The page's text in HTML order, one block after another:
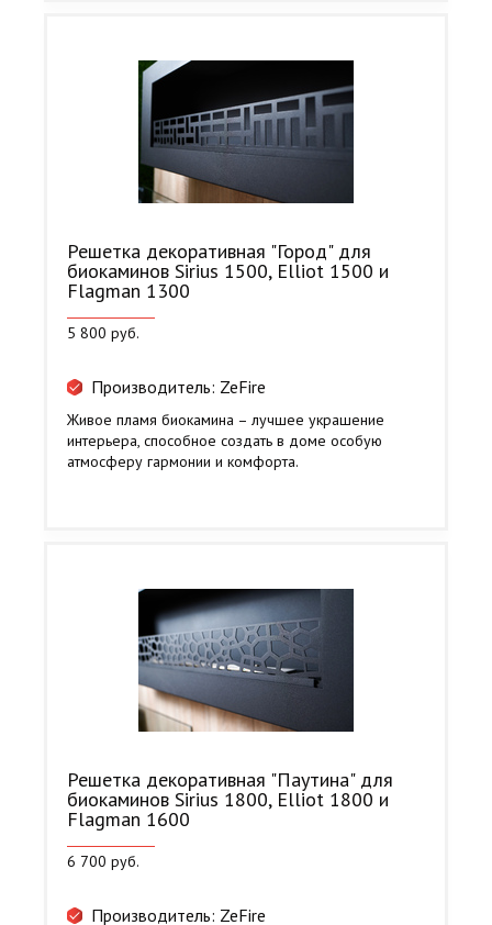
Решетка декоративная "Город" для
биокаминов Sirius 1500, Elliot 1500 и
Flagman 1300
5 800 руб.
Производитель: ZeFire
Живое пламя биокамина – лучшее украшение
интерьера, способное создать в доме особую
атмосферу гармонии и комфорта.
Решетка декоративная "Паутина" для
биокаминов Sirius 1800, Elliot 1800 и
Flagman 1600
6 700 руб.
Производитель: ZeFire